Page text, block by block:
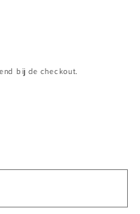
bij de checkout.